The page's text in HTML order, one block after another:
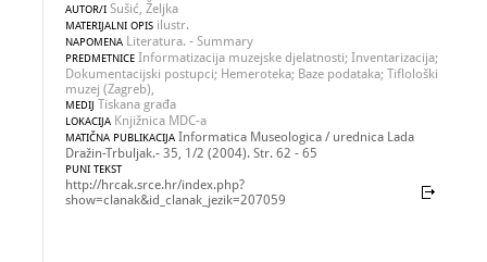
AUTOR/I Sušić, Željka
MATERIJALNI OPIS ilustr.
NAPOMENA Literatura. - Summary
PREDMETNICE Informatizacija muzejske djelatnosti; Inventarizacija;
Dokumentacijski postupci; Hemeroteka; Baze podataka; Tiflološki
muzej (Zagreb),
MEDIJ Tiskana građa
LOKACIJA Knjižnica MDC-a
MATIČNA PUBLIKACIJA Informatica Museologica / urednica Lada
Dražin-Trbuljak.- 35, 1/2 (2004). Str. 62 - 65
PUNI TEKST
http://hrcak.srce.hr/index.php?
show=clanak&id_clanak_jezik=207059